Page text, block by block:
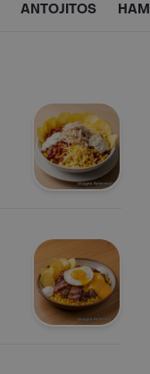
ANTOJITOS